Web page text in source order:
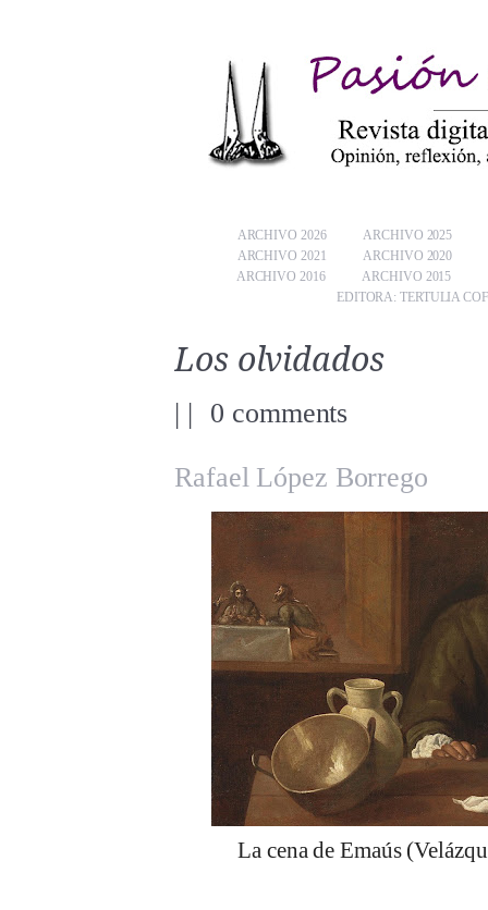
ARCHIVO 2026
ARCHIVO 2025
ARCHIVO 2021
ARCHIVO 2020
ARCHIVO 2016
ARCHIVO 2015
EDITORA: TERTULIA
Los olvidados
| | 0 comments
Rafael López Borrego
La cena de Emaús